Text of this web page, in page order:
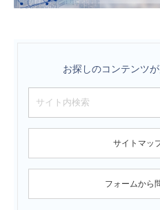
お探しのコンテンツ
サイトマッ
フォームから